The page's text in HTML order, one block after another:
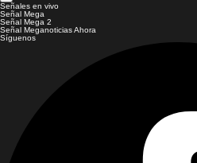
Señales en vivo
Señal Mega
Señal Mega 2
Señal Meganoticias Ahora
Síguenos